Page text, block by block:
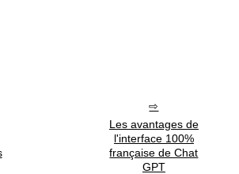
Les avantages de
l'interface 100%
française de Chat
GPT